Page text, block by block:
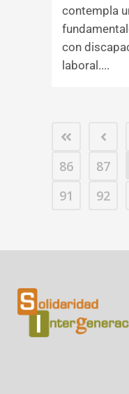
contempla
con
laboral....
86
87
91
92